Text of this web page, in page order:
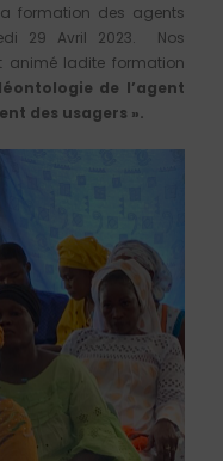
formation des agents
29 Avril 2023. Nos
animé ladite formation
de l’agent
des usagers ».